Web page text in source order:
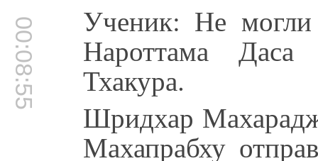
00:08:55 Ученик: Не
Нароттама
Тхакура.
Шридхар
Махапрабху